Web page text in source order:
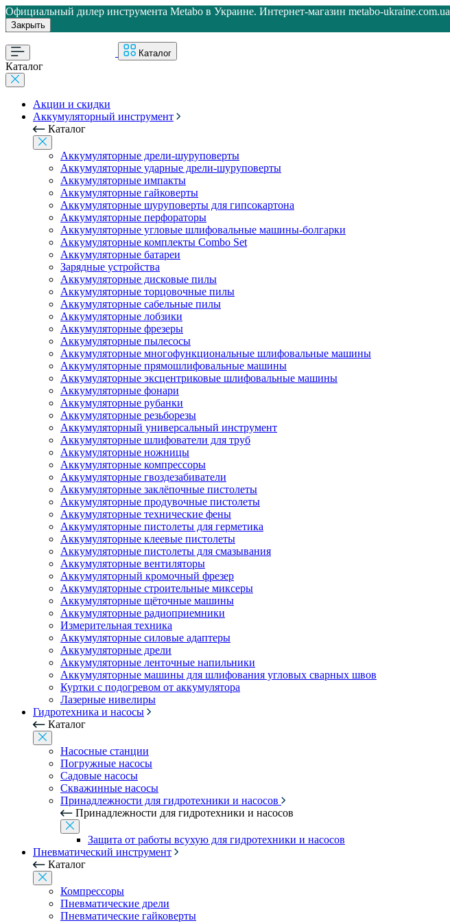
Официальный дилер инструмента Metabo в Украине. Интернет-магазин metabo-ukraine.com.ua
Закрыть
Каталог
Каталог
Акции и скидки
Аккумуляторный инструмент
Каталог
Аккумуляторные дрели-шуруповерты
Аккумуляторные ударные дрели-шуруповерты
Аккумуляторные импакты
Аккумуляторные гайковерты
Аккумуляторные шуруповерты для гипсокартона
Аккумуляторные перфораторы
Аккумуляторные угловые шлифовальные машины-болгарки
Аккумуляторные комплекты Combo Set
Аккумуляторные батареи
Зарядные устройства
Аккумуляторные дисковые пилы
Аккумуляторные торцовочные пилы
Аккумуляторные сабельные пилы
Аккумуляторные лобзики
Аккумуляторные фрезеры
Аккумуляторные пылесосы
Аккумуляторные многофункциональные шлифовальные машины
Аккумуляторные прямошлифовальные машины
Аккумуляторные эксцентриковые шлифовальные машины
Аккумуляторные фонари
Аккумуляторные рубанки
Аккумуляторные резьборезы
Аккумуляторный универсальный инструмент
Аккумуляторные шлифователи для труб
Аккумуляторные ножницы
Аккумуляторные компрессоры
Аккумуляторные гвоздезабиватели
Аккумуляторные заклёпочные пистолеты
Аккумуляторные продувочные пистолеты
Аккумуляторные технические фены
Аккумуляторные пистолеты для герметика
Аккумуляторные клеевые пистолеты
Аккумуляторные пистолеты для смазывания
Аккумуляторные вентиляторы
Аккумуляторный кромочный фрезер
Аккумуляторные строительные миксеры
Аккумуляторные щёточные машины
Аккумуляторные радиоприемники
Измерительная техника
Аккумуляторные силовые адаптеры
Аккумуляторные дрели
Аккумуляторные ленточные напильники
Аккумуляторные машины для шлифования угловых сварных швов
Куртки с подогревом от аккумулятора
Лазерные нивелиры
Гидротехника и насосы
Каталог
Насосные станции
Погружные насосы
Садовые насосы
Скважинные насосы
Принадлежности для гидротехники и насосов
Принадлежности для гидротехники и насосов
Защита от работы всухую для гидротехники и насосов
Пневматический инструмент
Каталог
Компрессоры
Пневматические дрели
Пневматические гайковерты